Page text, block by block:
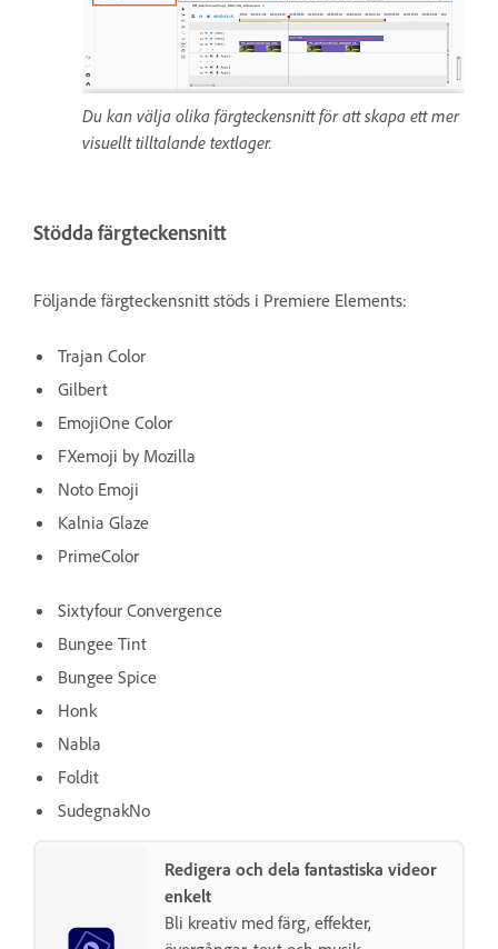
Du kan välja olika färgteckensnitt för att skapa ett mer
visuellt tilltalande textlager.
Stödda färgteckensnitt
Följande färgteckensnitt stöds i Premiere Elements:
Trajan Color
Gilbert
EmojiOne Color
FXemoji by Mozilla
Noto Emoji
Kalnia Glaze
PrimeColor
Sixtyfour Convergence
Bungee Tint
Bungee Spice
Honk
Nabla
Foldit
SudegnakNo
Redigera och dela fantastiska videor
enkelt
Bli kreativ med färg, effekter,